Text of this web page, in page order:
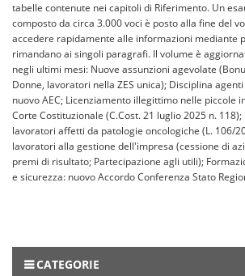
tabelle contenute nei capitoli di Riferimento. Un
composto da circa 3.000 voci è posto alla fine del
accedere rapidamente alle informazioni mediante
rimandano ai singoli paragrafi. Il volume è
negli ultimi mesi: Nuove assunzioni agevolate
Donne, lavoratori nella ZES unica); Disciplina
nuovo AEC; Licenziamento illegittimo nelle piccole
Corte Costituzionale (C.Cost. 21 luglio 2025 n.
lavoratori affetti da patologie oncologiche (L. 106/
lavoratori alla gestione dell'impresa (cessione di
premi di risultato; Partecipazione agli utili);
e sicurezza: nuovo Accordo Conferenza Stato
CATEGORIE